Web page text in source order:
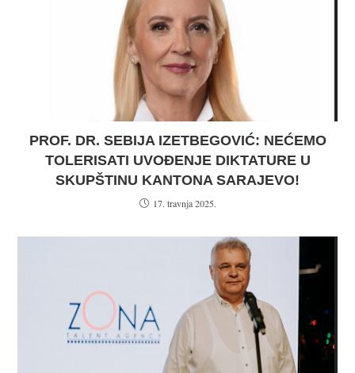
PROF. DR. SEBIJA IZETBEGOVIĆ: NEĆEMO
TOLERISATI UVOĐENJE DIKTATURE U
SKUPŠTINU KANTONA SARAJEVO!
17. travnja 2025.